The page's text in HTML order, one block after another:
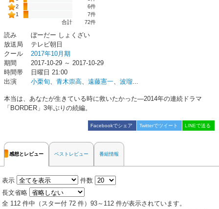
2
6件
1
7件
合計
72件
読み
ぼーだー しょくざい
放送局
テレビ朝日
クール
2017年10月期
期間
2017-10-29 ～ 2017-10-29
時間帯
日曜日 21:00
出演
小栗旬、 青木崇高、 遠藤憲一、 波瑠...
本当は、あなたが生きている時に救いたかった―2014年の連続ドラマ
「BORDER」3年ぶりの続編。
Facebookでシェア Twitterでツイート LINEで送る
感想とレビュー ベストレビュー 番組情報
表示
件数
長文省略
全 112 件中（スター付 72 件）93～112 件が表示されています。